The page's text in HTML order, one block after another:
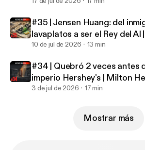
#35 | Jensen Huang: del
lavaplatos a ser el Rey del AI
10 de jul de 2026 13 min
#34 | Quebró 2 veces antes
imperio Hershey's | Milton
del 97%
3 de jul de 2026 17 min
Mostrar más